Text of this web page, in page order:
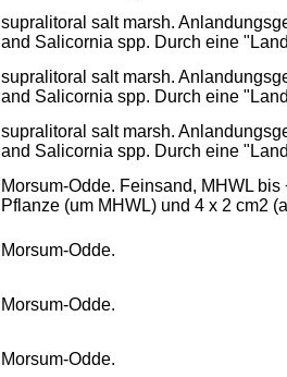
supralitoral salt marsh.
and Salicornia spp. Durch eine
supralitoral salt marsh.
and Salicornia spp. Durch eine
supralitoral salt marsh.
and Salicornia spp. Durch eine
Morsum-Odde. Feinsand, MHWL
Pflanze (um MHWL) und 4 x 2 cm2
Morsum-Odde.
Morsum-Odde.
Morsum-Odde.